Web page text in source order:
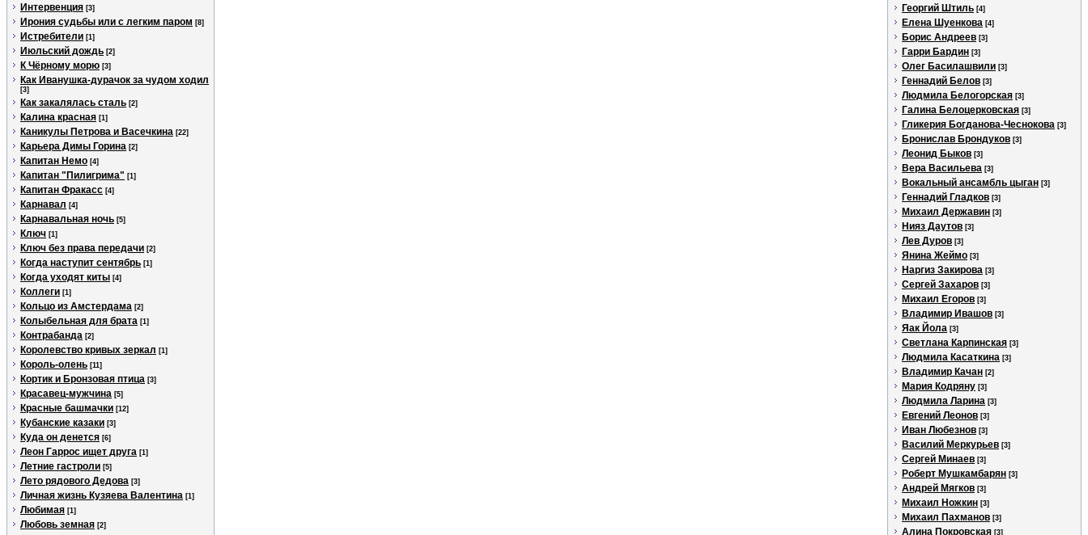
Интервенция [3]
Ирония судьбы или с легким паром [8]
Истребители [1]
Июльский дождь [2]
К Чёрному морю [3]
Как Иванушка-дурачок за чудом ходил
[3]
Как закалялась сталь [2]
Калина красная [1]
Каникулы Петрова и Васечкина [22]
Карьера Димы Горина [2]
Капитан Немо [4]
Капитан "Пилигрима" [1]
Капитан Фракасс [4]
Карнавал [4]
Карнавальная ночь [5]
Ключ [1]
Ключ без права передачи [2]
Когда наступит сентябрь [1]
Когда уходят киты [4]
Коллеги [1]
Кольцо из Амстердама [2]
Колыбельная для брата [1]
Контрабанда [2]
Королевство кривых зеркал [1]
Король-олень [11]
Кортик и Бронзовая птица [3]
Красавец-мужчина [5]
Красные башмачки [12]
Кубанские казаки [3]
Куда он денется [6]
Леон Гаррос ищет друга [1]
Летние гастроли [5]
Лето рядового Дедова [3]
Личная жизнь Кузяева Валентина [1]
Любимая [1]
Любовь земная [2]
Георгий Штиль [4]
Елена Шуенкова [4]
Борис Андреев [3]
Гарри Бардин [3]
Олег Басилашвили [3]
Геннадий Белов [3]
Людмила Белогорская [3]
Галина Белоцерковская [3]
Гликерия Богданова-Чеснокова [3]
Бронислав Брондуков [3]
Леонид Быков [3]
Вера Васильева [3]
Вокальный ансамбль цыган [3]
Геннадий Гладков [3]
Михаил Державин [3]
Нияз Даутов [3]
Лев Дуров [3]
Янина Жеймо [3]
Наргиз Закирова [3]
Сергей Захаров [3]
Михаил Егоров [3]
Владимир Ивашов [3]
Яак Йола [3]
Светлана Карпинская [3]
Людмила Касаткина [3]
Владимир Качан [2]
Мария Кодряну [3]
Людмила Ларина [3]
Евгений Леонов [3]
Иван Любезнов [3]
Василий Меркурьев [3]
Сергей Минаев [3]
Роберт Мушкамбарян [3]
Андрей Мягков [3]
Михаил Ножкин [3]
Михаил Пахманов [3]
Алина Покровская [3]